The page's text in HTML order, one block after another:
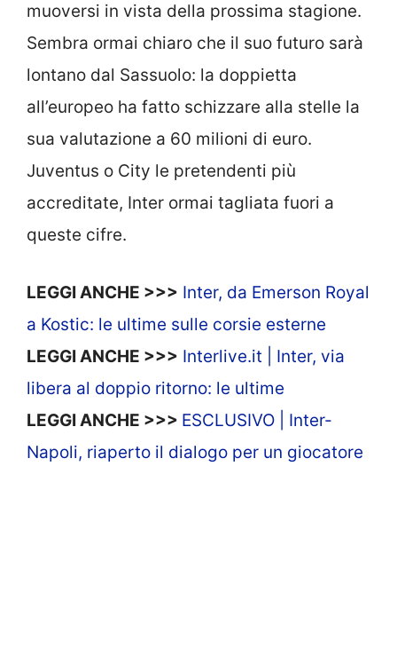
muoversi in vista della prossima stagione.
Sembra ormai chiaro che il suo futuro sarà
lontano dal Sassuolo: la doppietta
all’europeo ha fatto schizzare alla stelle la
sua valutazione a 60 milioni di euro.
Juventus o City le pretendenti più
accreditate, Inter ormai tagliata fuori a
queste cifre.
LEGGI ANCHE >>> Inter, da Emerson Royal
a Kostic: le ultime sulle corsie esterne
LEGGI ANCHE >>> Interlive.it | Inter, via
libera al doppio ritorno: le ultime
LEGGI ANCHE >>> ESCLUSIVO | Inter-
Napoli, riaperto il dialogo per un giocatore